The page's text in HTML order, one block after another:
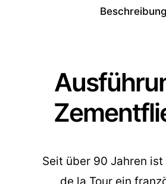
Beschreibung
Seit über 90 Jahren